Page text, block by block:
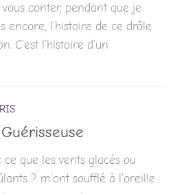
conter, pendant que je
encore, l’histoire de ce drôle
C’est l’histoire d’un
ce que les vents glacés ou
? m’ont soufflé à l’oreille